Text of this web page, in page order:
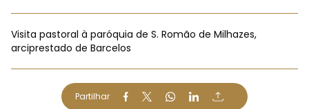
Visita pastoral à paróquia de S. Romão de Milhazes,
arciprestado de Barcelos
Partilhar